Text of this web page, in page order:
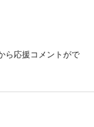
ら応援コメントがで